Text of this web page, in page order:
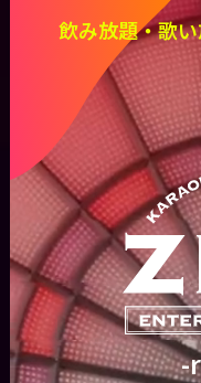
飲み放題・歌
-